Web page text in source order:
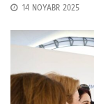
14 NOYABR 2025